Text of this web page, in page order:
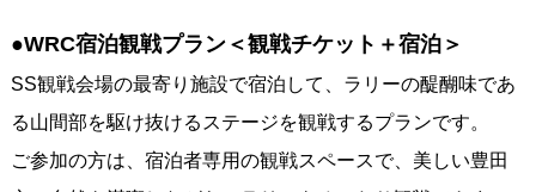
●WRC宿泊観戦プラン＜観戦チケット＋宿泊＞
SS観戦会場の最寄り施設で宿泊して、ラリーの醍醐味であ
る山間部を駆け抜けるステージを観戦するプランです。
ご参加の方は、宿泊者専用の観戦スペースで、美しい豊田